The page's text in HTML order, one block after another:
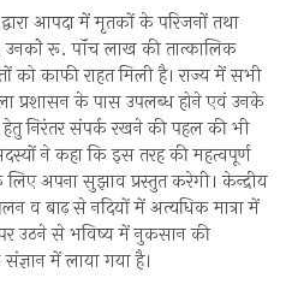
आपदा में मृतकों के परिजनों तथा
उनकोे रू. पॉंच लाख की तात्कालिक
को काफी राहत मिली है। राज्य में सभी
प्रशासन के पास उपलब्ध होने एवं उनके
हेतु निरंतर संपर्क रखने की पहल की भी
ने कहा कि इस तरह की महत्वपूर्ण
अपना सुझाव प्रस्तुत करेगी। केन्द्रीय
व बाढ़ से नदियों में अत्यधिक मात्रा में
उठने से भविष्य में नुकसान की
में लाया गया है।